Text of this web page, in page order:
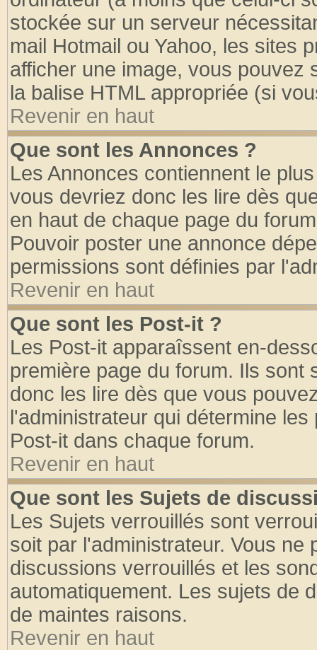
stockée sur un serveur
mail Hotmail ou Yahoo, les sites
afficher une image, vous pouvez
la balise HTML appropriée (si
Revenir en haut
Que sont les Annonces ?
Les Annonces contiennent le
vous devriez donc les lire dès
en haut de chaque page du
Pouvoir poster une annonce
permissions sont définies par
Revenir en haut
Que sont les Post-it ?
Les Post-it apparaîssent en-
première page du forum. Ils
donc les lire dès que vous
l'administrateur qui détermine
Post-it dans chaque forum.
Revenir en haut
Que sont les Sujets de
Les Sujets verrouillés sont
soit par l'administrateur. Vous
discussions verrouillés et les
automatiquement. Les sujets de
de maintes raisons.
Revenir en haut